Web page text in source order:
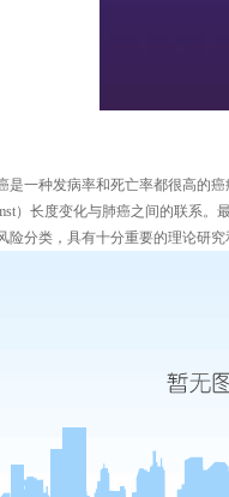
是一种发病率和死亡率都很高的
）长度变化与肺癌之间的联系。
险分类，具有十分重要的理论研究